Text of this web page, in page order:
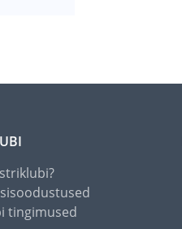
tingimused